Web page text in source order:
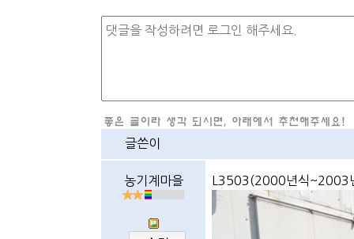
글쓴이
농기계마을 L3503(2000년식~2003